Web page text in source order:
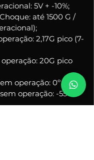
5V + -10%;
até 1500 G /
2,17G pico (7-
20G pico
operação: 0º a 70º;
operação: -55º a